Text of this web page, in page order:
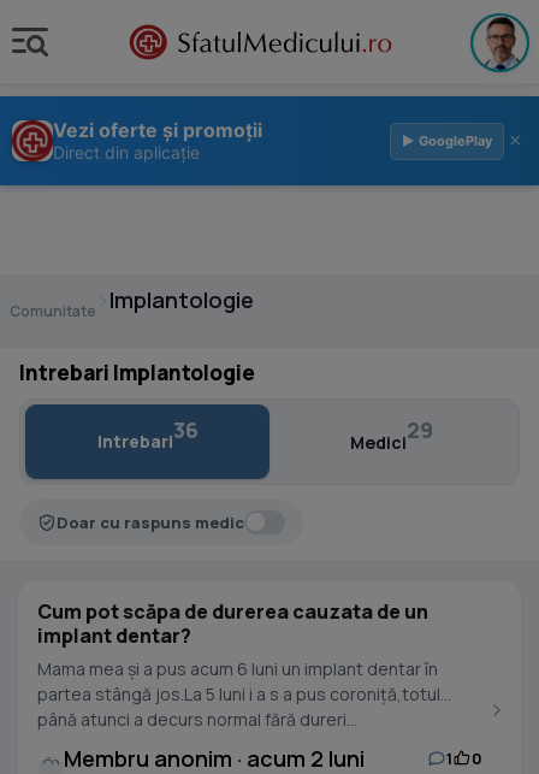
Vezi oferte și promoții
Direct din aplicație
▶ GooglePlay ×
Comunitate Implantologie
Intrebari Implantologie
Intrebari36 Medici29
Doar cu raspuns medic
Cum pot scăpa de durerea cauzata de un
implant dentar?
Mama mea și a pus acum 6 luni un implant dentar în
partea stângă jos.La 5 luni i a s a pus coroniță,totul
până atunci a decurs normal fără dureri...
Membru anonim · acum 2 luni 1 0